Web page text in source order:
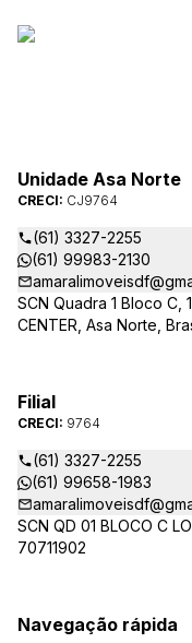
Unidade Asa Norte
CRECI: CJ9764
(61) 3327-2255
(61) 99983-2130
SCN Quadra 1 Bloco C,
CENTER, Asa Norte,
Filial
CRECI: 9764
(61) 3327-2255
(61) 99658-1983
SCN QD 01 BLOCO C
70711902
Navegação rápida